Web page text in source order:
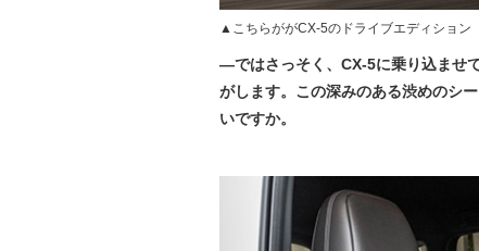
▲こちらががCX-5のドライブエディション
―ではさっそく、CX-5に乗り込ませ
がします。この深みのある渋めのシ
いですか。